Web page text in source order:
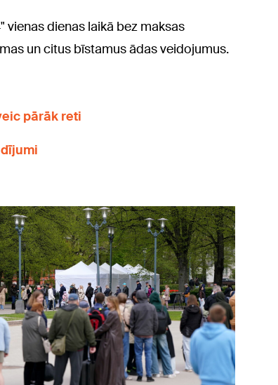
vienas dienas laikā bez maksas
un citus bīstamus ādas veidojumus.
pārāk reti